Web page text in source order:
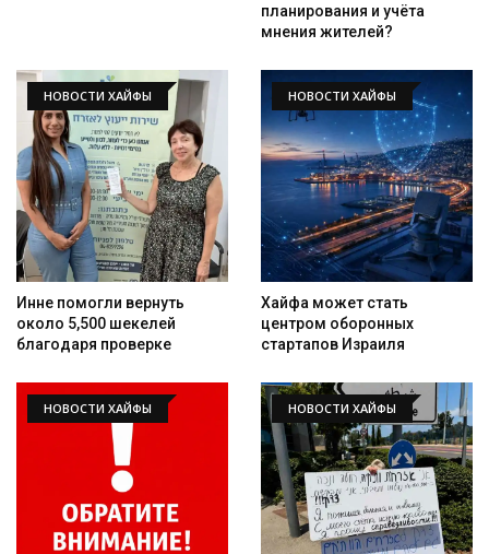
планирования и учёта
мнения жителей?
НОВОСТИ ХАЙФЫ
Инне помогли вернуть
около 5,500 шекелей
благодаря проверке
НОВОСТИ ХАЙФЫ
Хайфа может стать
центром оборонных
стартапов Израиля
НОВОСТИ ХАЙФЫ НОВОСТИ ХАЙФЫ